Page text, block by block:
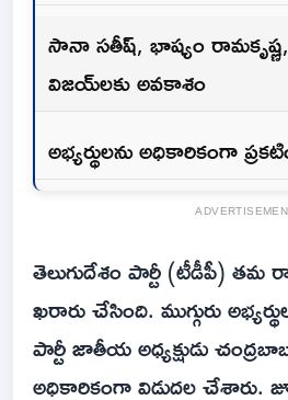
సానా సతీష్, భాష్యం
విజయ్‌లకు అవకాశం
అభ్యర్థులను అధికారికంగా
తెలుగుదేశం పార్టీ (టీడీపీ) తమ
ఖరారు చేసింది. ముగ్గురు
పార్టీ జాతీయ అధ్యక్షుడు
అధికారికంగా విడుదల చేశారు.